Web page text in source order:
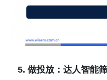
5. 做投放：达人智能